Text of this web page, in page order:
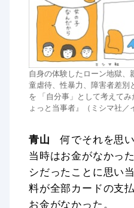
自身の体験したローン地獄
童虐待、性暴力、障害者差別
を 「自分事」として考えて
ょっと当事者』（ミシマ社／
青山 何でそれを思
当時はお金がなかっ
シだったことに思い
料が全部カードの支
お金がなかった。